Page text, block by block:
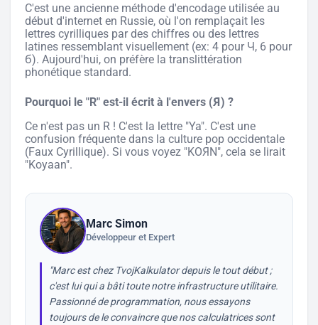
C'est une ancienne méthode d'encodage utilisée au
début d'internet en Russie, où l'on remplaçait les
lettres cyrilliques par des chiffres ou des lettres
latines ressemblant visuellement (ex: 4 pour Ч, 6 pour
б). Aujourd'hui, on préfère la translittération
phonétique standard.
Pourquoi le "R" est-il écrit à l'envers (Я) ?
Ce n'est pas un R ! C'est la lettre "Ya". C'est une
confusion fréquente dans la culture pop occidentale
(Faux Cyrillique). Si vous voyez "KOЯN", cela se lirait
"Koyaan".
Marc Simon
Développeur et Expert
"Marc est chez TvojKalkulator depuis le tout début ;
c'est lui qui a bâti toute notre infrastructure utilitaire.
Passionné de programmation, nous essayons
toujours de le convaincre que nos calculatrices sont